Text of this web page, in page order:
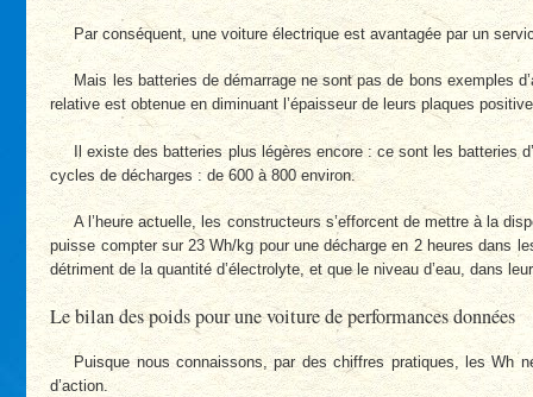
Par conséquent, une voiture électrique est avantagée par un
Mais les batteries de démarrage ne sont pas de bons exemples
relative est obtenue en diminuant l’épaisseur de leurs plaques
Il existe des batteries plus légères encore : ce sont les batteries
cycles de décharges : de 600 à 800 environ.
A l’heure actuelle, les constructeurs s’efforcent de mettre à la
puisse compter sur 23 Wh/kg pour une décharge en 2 heures dans
détriment de la quantité d’électrolyte, et que le niveau d’eau, dans
Le bilan des poids pour une voiture de performances données
Puisque nous connaissons, par des chiffres pratiques, les Wh
d’action.